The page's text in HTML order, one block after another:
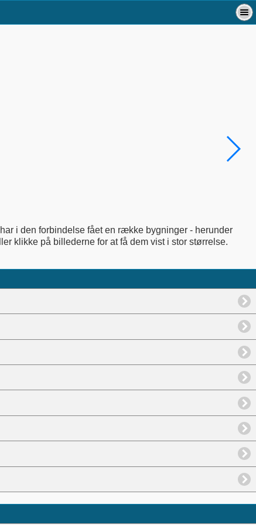
i den forbindelse fået en række bygninger - herunder
klikke på billederne for at få dem vist i stor størrelse.